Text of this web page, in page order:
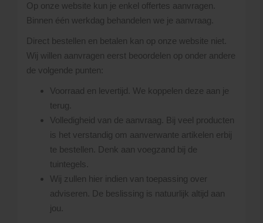
Op onze website kun je enkel offertes aanvragen.
Binnen één werkdag behandelen we je aanvraag.
Direct bestellen en betalen kan op onze website niet.
Wij willen aanvragen eerst beoordelen op onder andere
de volgende punten:
Voorraad en levertijd. We koppelen deze aan je
terug.
Volledigheid van de aanvraag. Bij veel producten
is het verstandig om aanverwante artikelen erbij
te bestellen. Denk aan voegzand bij de
tuintegels.
Wij zullen hier indien van toepassing over
adviseren. De beslissing is natuurlijk altijd aan
jou.